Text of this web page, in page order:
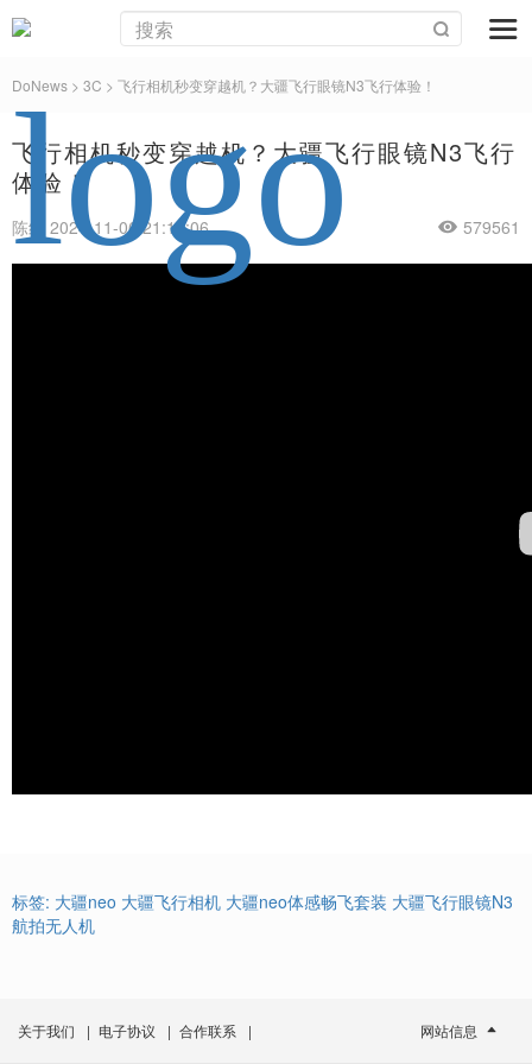
DoNews > 3C > 飞行相机秒变穿越机？大疆飞行眼镜N3飞行体验！
飞行相机秒变穿越机？大疆飞行眼镜N3飞行
体验！
陈红 2024-11-06 21:17:06 579561
标签: 大疆neo 大疆飞行相机 大疆neo体感畅飞套装 大疆飞行眼镜N3
航拍无人机
关于我们 | 电子协议 | 合作联系 | 网站信息